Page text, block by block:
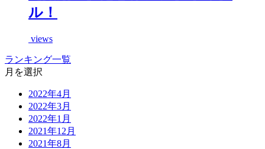
ル！
views
ランキング一覧
月を選択
2022年4月
2022年3月
2022年1月
2021年12月
2021年8月